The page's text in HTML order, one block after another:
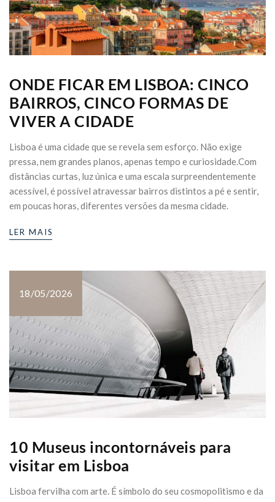
ONDE FICAR EM LISBOA: CINCO
BAIRROS, CINCO FORMAS DE
VIVER A CIDADE
Lisboa é uma cidade que se revela sem esforço. Não exige
pressa, nem grandes planos, apenas tempo e curiosidade.Com
distâncias curtas, luz única e uma escala surpreendentemente
acessível, é possível atravessar bairros distintos a pé e sentir,
em poucas horas, diferentes versões da mesma cidade.
LER MAIS
18/05/2026
10 Museus incontornáveis para
visitar em Lisboa
Lisboa fervilha com arte. É símbolo do seu cosmopolitismo e da